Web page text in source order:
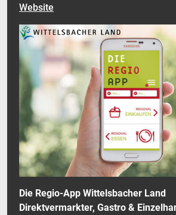
Website
Die Regio-App Wittelsbacher Land
Direktvermarkter, Gastro &